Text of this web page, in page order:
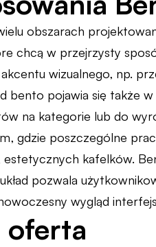
obszarach
chcą w przejrzysty
wizualnego, np.
bento pojawia się także w
na kategorie lub do
gdzie poszczególne
kafelków.
pozwala
wygląd
oferta